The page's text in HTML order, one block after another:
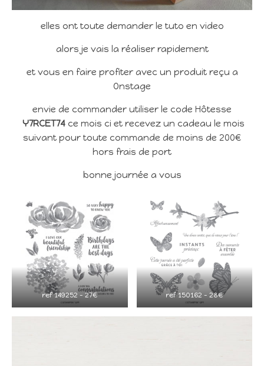
elles ont toute demander le tuto en video
alors je vais la réaliser rapidement
et vous en faire profiter avec un produit reçu a
Onstage
envie de commander utiliser le code Hôtesse
Y7RCET74ce mois ci et recevez un cadeau le mois
suivant pour toute commande de moins de 200€
hors frais de port
bonne journée a vous
ref 149252 – 27€ ref 150162 – 28€